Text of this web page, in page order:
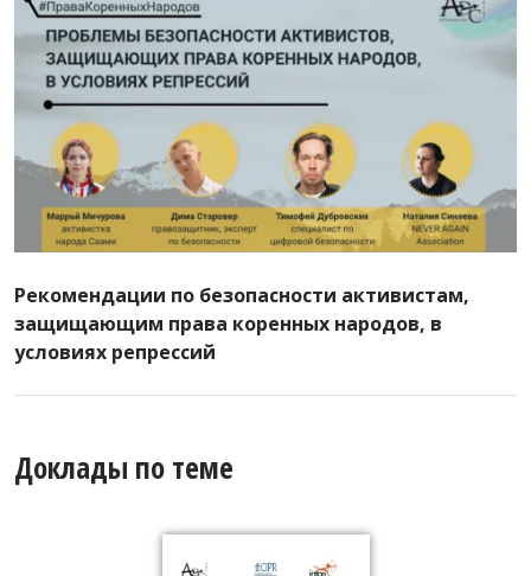
Рекомендации по безопасности активистам,
защищающим права коренных народов, в
условиях репрессий
Доклады по теме